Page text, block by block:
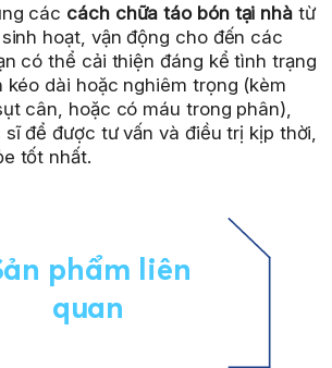
các cách chữa táo bón tại nhà từ
hoạt, vận động cho đến các
có thể cải thiện đáng kể tình trạng
kéo dài hoặc nghiêm trọng (kèm
cân, hoặc có máu trong phân),
để được tư vấn và điều trị kịp thời,
tốt nhất.
phẩm liên
quan